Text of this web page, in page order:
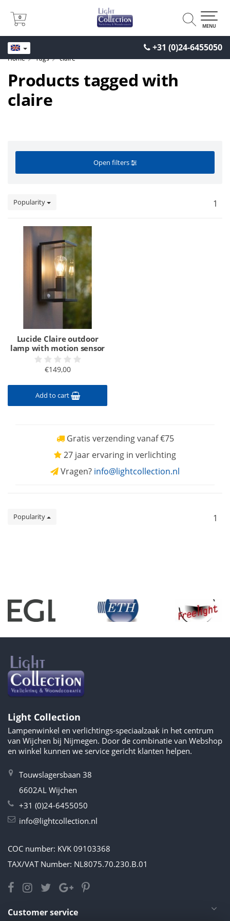
+31 (0)24-6455050
0
0
MENU
Home Tags claire
Products tagged with
claire
Open filters
Popularity 1
Lucide Claire outdoor
lamp with motion sensor
€149,00
Add to cart
Gratis verzending vanaf €75
27 jaar ervaring in verlichting
Vragen? info@lightcollection.nl
Popularity 1
Light Collection
Lampenwinkel en verlichtings-speciaalzaak in het centrum
van Wijchen bij Nijmegen. Door de combinatie van Webshop
en winkel kunnen we service gericht klanten helpen.
Touwslagersbaan 38
6602AL Wijchen
+31 (0)24-6455050
info@lightcollection.nl
COC number: KVK 09103368
TAX/VAT Number: NL8075.70.230.B.01
Customer service